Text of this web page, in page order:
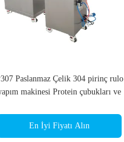
Paslanmaz Çelik 304 pirinç rulo
makinesi Protein çubukları ve
En İyi Fiyatı Alın